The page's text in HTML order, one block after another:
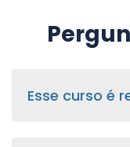
Esse curso é